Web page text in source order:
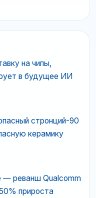
на чипы,
в будущее ИИ
стронций-90
керамику
— реванш Qualcomm
прироста